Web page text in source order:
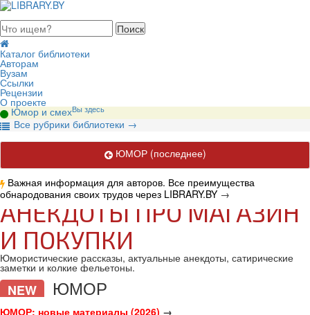
2026, воскресенье
Каталог библиотеки
Авторам
Вузам
Ссылки
Рецензии
О проекте
Юмор и смехВы здесь
Все рубрики библиотеки →
ЮМОР(последнее)
Важная информация для авторов. Все преимущества
обнародования своих трудов через LIBRARY.BY →
АНЕКДОТЫ ПРО МАГАЗИН
И ПОКУПКИ
Юмористические рассказы, актуальные анекдоты, сатирические
заметки и колкие фельетоны.
NEW ЮМОР
ЮМОР: новые материалы (2026) →